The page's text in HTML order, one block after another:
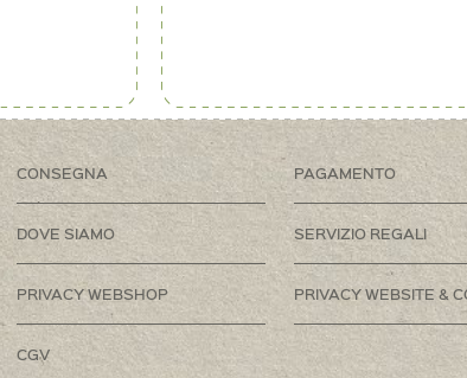
CONSEGNA PAGAMENTO
DOVE SIAMO SERVIZIO REGALI
PRIVACY WEBSHOP PRIVACY WEBSITE &
CGV